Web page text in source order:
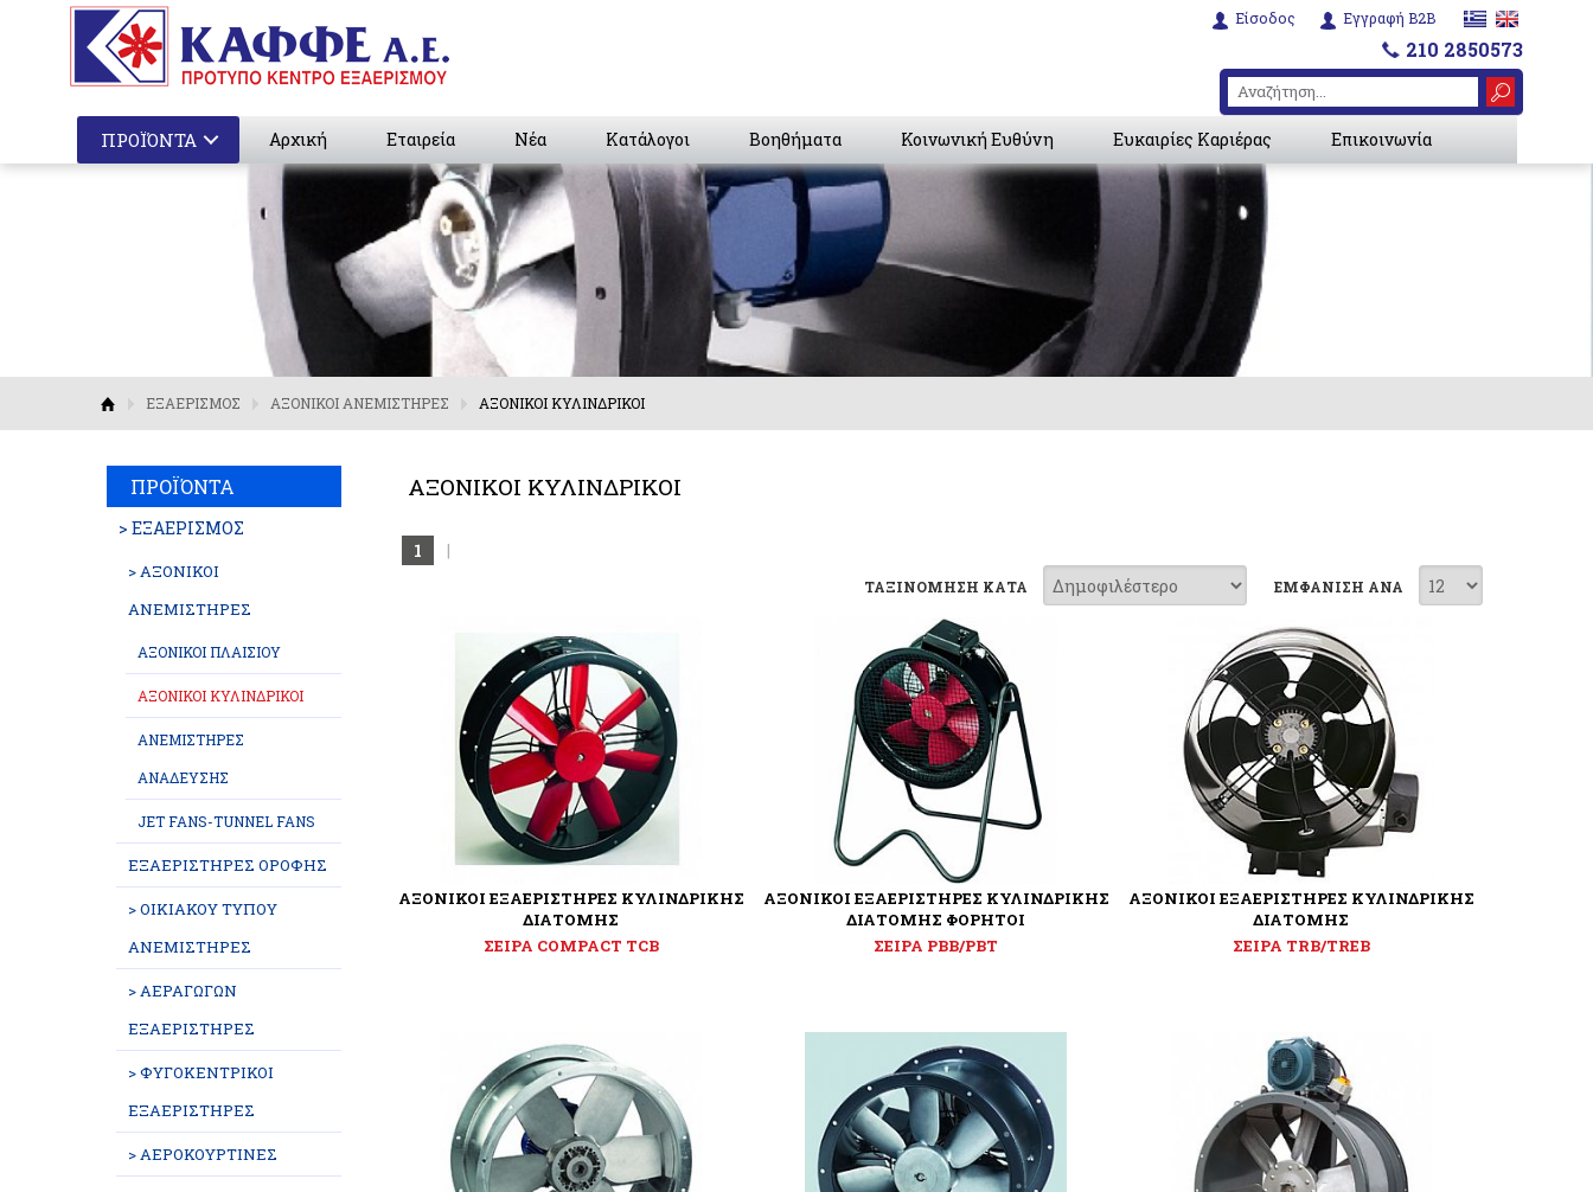
Εγγραφή B2B
Είσοδος
210 2850573
ΠΡΟΪΌΝΤΑ Αρχική Εταιρεία Νέα Κατάλογοι Βοηθήματα Κοινωνική Ευθύνη Ευκαιρίες Καριέρας Επικοινωνία
ΕΞΑΕΡΙΣΜΟΣ ΑΞΟΝΙΚΟΙ ΑΝΕΜΙΣΤΗΡΕΣ ΑΞΟΝΙΚΟΙ ΚΥΛΙΝΔΡΙΚΟΙ
ΠΡΟΪΌΝΤΑ
> ΕΞΑΕΡΙΣΜΟΣ
> ΑΞΟΝΙΚΟΙ
ΑΝΕΜΙΣΤΗΡΕΣ
ΑΞΟΝΙΚΟΙ ΠΛΑΙΣΙΟΥ
ΑΞΟΝΙΚΟΙ ΚΥΛΙΝΔΡΙΚΟΙ
ΑΝΕΜΙΣΤΗΡΕΣ
ΑΝΑΔΕΥΣΗΣ
JET FANS-TUNNEL FANS
ΕΞΑΕΡΙΣΤΗΡΕΣ ΟΡΟΦΗΣ
> ΟΙΚΙΑΚΟΥ ΤΥΠΟΥ
ΑΝΕΜΙΣΤΗΡΕΣ
> ΑΕΡΑΓΩΓΩΝ
ΕΞΑΕΡΙΣΤΗΡΕΣ
> ΦΥΓΟΚΕΝΤΡΙΚΟΙ
ΕΞΑΕΡΙΣΤΗΡΕΣ
> ΑΕΡΟΚΟΥΡΤΙΝΕΣ
ΑΞΟΝΙΚΟΙ ΚΥΛΙΝΔΡΙΚΟΙ
1 |
ΕΜΦΑΝΙΣΗ ΑΝΑ
ΤΑΞΙΝΟΜΗΣΗ ΚΑΤΑ
ΑΞΟΝΙΚΟΙ ΕΞΑΕΡΙΣΤΗΡΕΣ ΚΥΛΙΝΔΡΙΚΗΣ
ΔΙΑΤΟΜΗΣ
ΣΕΙΡΑ COMPACT TCB
ΑΞΟΝΙΚΟΙ ΕΞΑΕΡΙΣΤΗΡΕΣ ΚΥΛΙΝΔΡΙΚΗΣ
ΔΙΑΤΟΜΗΣ ΦΟΡΗΤΟΙ
ΣΕΙΡΑ PBB/PBT
ΑΞΟΝΙΚΟΙ ΕΞΑΕΡΙΣΤΗΡΕΣ ΚΥΛΙΝΔΡΙΚΗΣ
ΔΙΑΤΟΜΗΣ
ΣΕΙΡΑ TRB/TREB